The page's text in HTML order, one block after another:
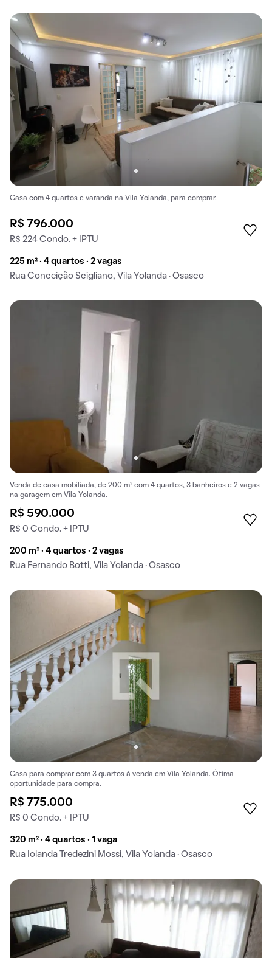
Casa com 4 quartos e varanda na Vila Yolanda, para comprar.
R$ 796.000
R$ 224 Condo. + IPTU
225 m² · 4 quartos · 2 vagas
Rua Conceição Scigliano, Vila Yolanda · Osasco
Venda de casa mobiliada, de 200 m² com 4 quartos, 3 banheiros e 2 vagas
na garagem em Vila Yolanda.
R$ 590.000
R$ 0 Condo. + IPTU
200 m² · 4 quartos · 2 vagas
Rua Fernando Botti, Vila Yolanda · Osasco
Casa para comprar com 3 quartos à venda em Vila Yolanda. Ótima
oportunidade para compra.
R$ 775.000
R$ 0 Condo. + IPTU
320 m² · 4 quartos · 1 vaga
Rua Iolanda Tredezini Mossi, Vila Yolanda · Osasco